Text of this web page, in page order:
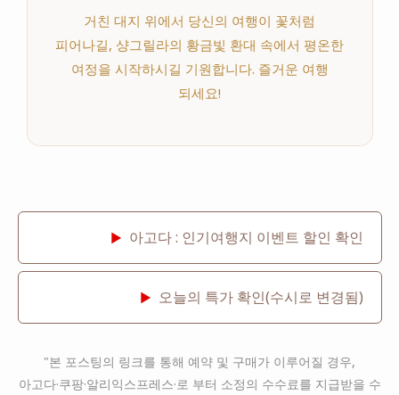
거친 대지 위에서 당신의 여행이 꽃처럼
피어나길, 샹그릴라의 황금빛 환대 속에서 평온한
여정을 시작하시길 기원합니다. 즐거운 여행
되세요!
▶ 아고다 : 인기여행지 이벤트 할인 확인
▶ 오늘의 특가 확인(수시로 변경됨)
"본 포스팅의 링크를 통해 예약 및 구매가 이루어질 경우,
아고다·쿠팡·알리익스프레스·로 부터 소정의 수수료를 지급받을 수